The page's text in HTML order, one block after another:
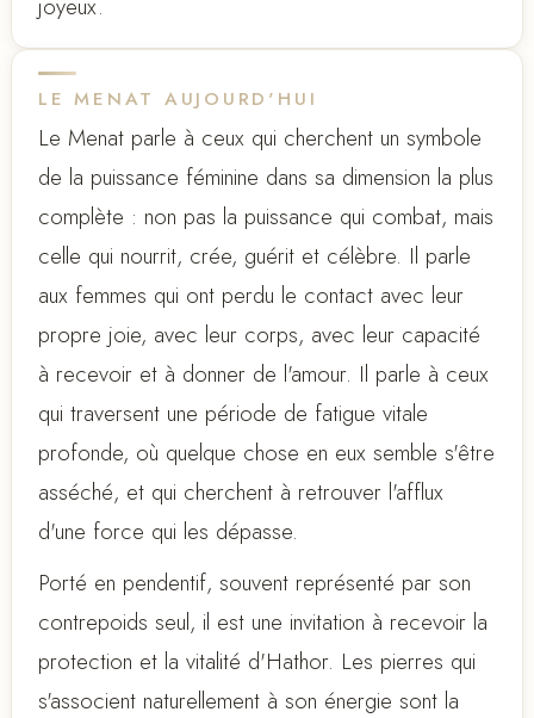
LE MENAT AUJOURD'HUI
Le Menat parle à ceux qui cherchent un symbole
de la puissance féminine dans sa dimension la plus
complète : non pas la puissance qui combat, mais
celle qui nourrit, crée, guérit et célèbre. Il parle
aux femmes qui ont perdu le contact avec leur
propre joie, avec leur corps, avec leur capacité
à recevoir et à donner de l'amour. Il parle à ceux
qui traversent une période de fatigue vitale
profonde, où quelque chose en eux semble s'être
asséché, et qui cherchent à retrouver l'afflux
d'une force qui les dépasse.
Porté en pendentif, souvent représenté par son
contrepoids seul, il est une invitation à recevoir la
protection et la vitalité d'Hathor. Les pierres qui
s'associent naturellement à son énergie sont la